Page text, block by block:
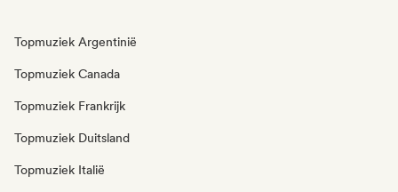
Topmuziek Argentinië
Topmuziek Canada
Topmuziek Frankrijk
Topmuziek Duitsland
Topmuziek Italië